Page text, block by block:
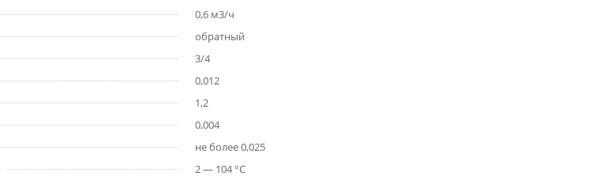
0,6 м3/ч
обратный
3/4
0,012
1,2
0,004
не более 0,025
2 — 104 °C